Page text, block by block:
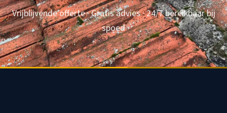
Vrijblijvende offerte · Gratis advies · 24/7 bereikbaar bij
spoed